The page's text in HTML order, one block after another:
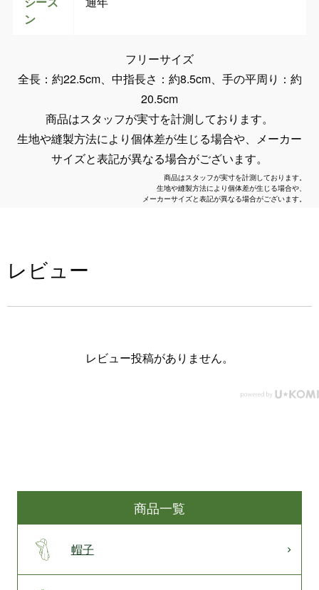
ン
フリーサイズ
全長：約22.5cm、中指長さ：約8.5cm、手の平周り：約
20.5cm
商品はスタッフが実寸を計測しております。
生地や縫製方法により個体差が生じる場合や、メーカー
サイズと表記が異なる場合がございます。
商品はスタッフが実寸を計測しております。
生地や縫製方法により個体差が生じる場合や、
メーカーサイズと表記が異なる場合がございます。
レビュー
レビュー投稿がありません。
商品一覧
帽子